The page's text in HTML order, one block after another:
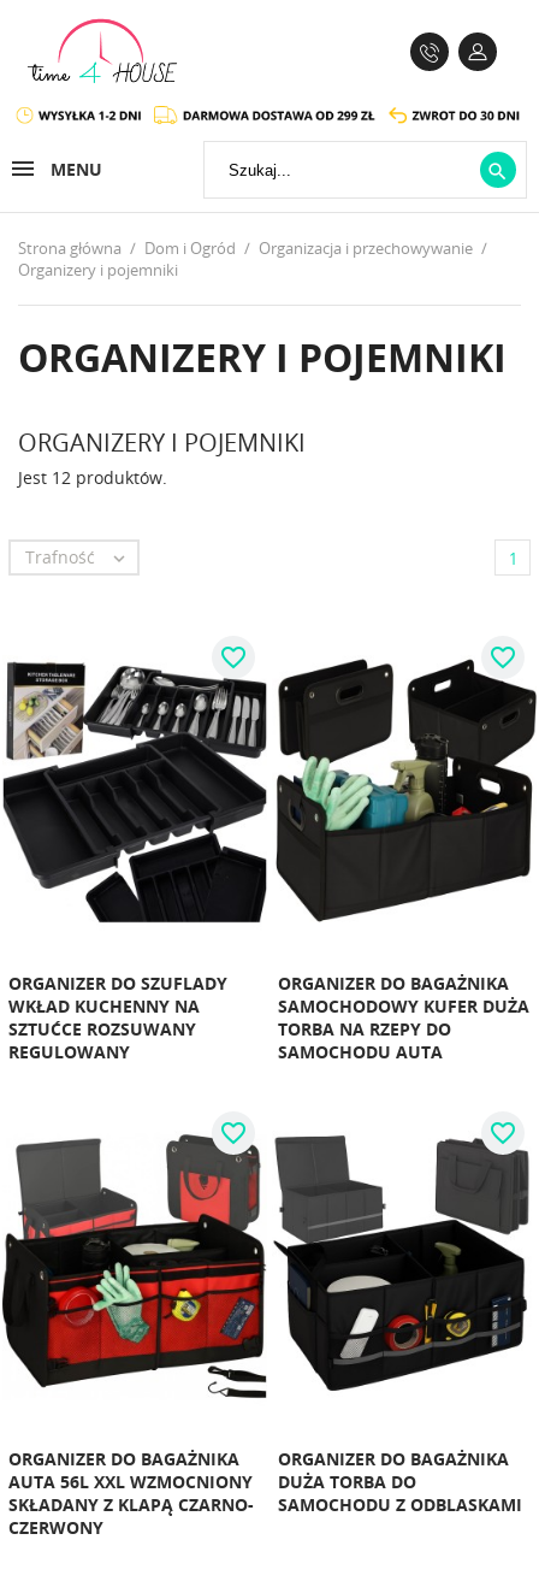
MENU 
Strona główna Dom i Ogród
Organizacja i przechowywanie
Organizery i pojemniki
ORGANIZERY I POJEMNIKI
ORGANIZERY I POJEMNIKI
Jest 12 produktów.
Trafność  1
ORGANIZER DO SZUFLADY
WKŁAD KUCHENNY NA
SZTUĆCE ROZSUWANY
REGULOWANY
favorite_border
ORGANIZER DO BAGAŻNIKA
SAMOCHODOWY KUFER DUŻA
TORBA NA RZEPY DO
SAMOCHODU AUTA
favorite_border
ORGANIZER DO BAGAŻNIKA
AUTA 56L XXL WZMOCNIONY
SKŁADANY Z KLAPĄ CZARNO-
CZERWONY
favorite_border
ORGANIZER DO BAGAŻNIKA
DUŻA TORBA DO
SAMOCHODU Z ODBLASKAMI
favorite_border